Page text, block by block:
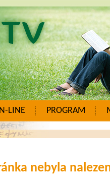
LINE PROGRAM
nebyla